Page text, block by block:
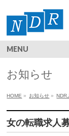
MENU
お知らせ
HOME » お知らせ » NDR
女の転職求人